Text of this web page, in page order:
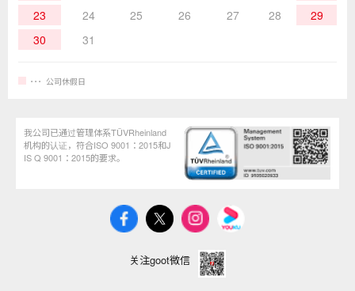
23
24 25 26 27 28
29
30
31
公司休假日
我公司已通过管理体系TÜVRheinland
机构的认证，符合ISO 9001：2015和J
IS Q 9001：2015的要求。
关注goot微信